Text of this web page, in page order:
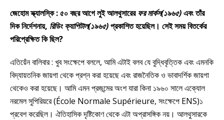
জেহোম স্ক্যালস্কি : ৫০ বছর আগে লুই আলথুসারের ফর মার্কস(১৯৬৫)এবং তাঁর
দিক নির্দেশনায়, রিডিং ক্যাপিটাল(১৯৬৫)প্রকাশিত হয়েছিল। সেই সময় বিতর্কের
পরিপ্রেক্ষিত কি ছিল?
এতিয়েঁন বালিবার : খুব সংক্ষেপে বললে, আমি এটাই বলব যে বুদ্ধিবৃত্তিক এবং এমনকি
বিদ্যায়তনিক জায়গা থেকে প্রশ্ন করা হয়েছে এবং রাজনৈতিক ও ভাবাদর্শিক জায়গা
থেকেও করা হয়েছে। আমি এমন প্রজন্মের অংশ যারা কিনা ১৯৬০ সালে এক্যোল
নরমেল সুপিরিয়রে (École Normale Supérieure, সংক্ষেপে ENS)১
প্রবেশ করেছিল। ঐতিহাসিক দৃষ্টিকোণ থেকে এটা অপ্রাসঙ্গিক নয়। আলথুসারকে